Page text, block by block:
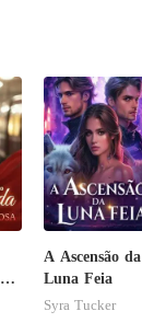
A Ascensão da
Luna Feia
Syra Tucker